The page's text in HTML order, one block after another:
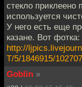
стекло
используется
У него есть еще
казане. Вот фотка:
http://
T/5/1846915/
Goblin »